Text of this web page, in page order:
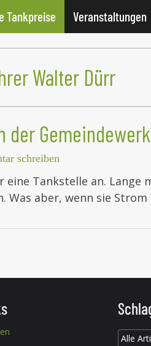
Tankpreise Veranstaltungen
Walter Dürr
schreiben
Tankstelle an. Lange
aber, wenn sie Strom
Alle